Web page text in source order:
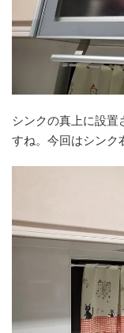
シンクの真上に設置
すね。今回はシンク